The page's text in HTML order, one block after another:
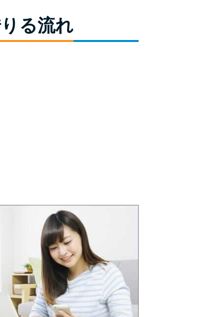
ンの選び方を徹底解説！
プロミスの返済方法を徹底解説！ もっとも便
る流れ